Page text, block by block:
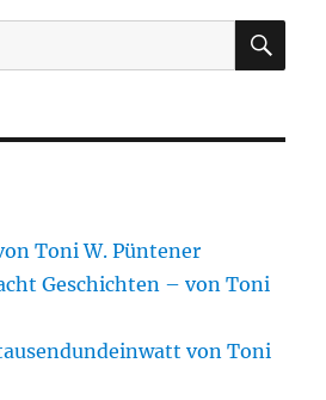
Toni W. Püntener
Geschichten – von Toni
von Toni